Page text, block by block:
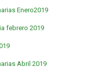
Enero2019
febrero 2019
Abril 2019